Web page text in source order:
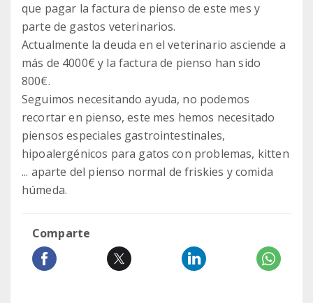
que pagar la factura de pienso de este mes y
parte de gastos veterinarios.
Actualmente la deuda en el veterinario asciende a
más de 4000€ y la factura de pienso han sido
800€.
Seguimos necesitando ayuda, no podemos
recortar en pienso, este mes hemos necesitado
piensos especiales gastrointestinales,
hipoalergénicos para gatos con problemas, kitten
... aparte del pienso normal de friskies y comida
húmeda.
Comparte